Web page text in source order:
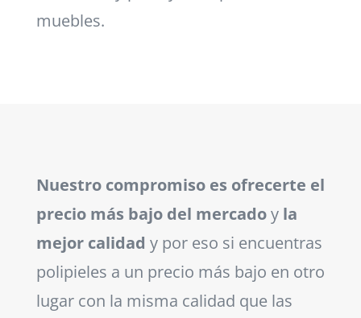
muebles.
Nuestro compromiso es ofrecerte el
precio más bajo del mercadoy la
mejor calidad y por eso si encuentras
polipieles a un precio más bajo en otro
lugar con la misma calidad que las